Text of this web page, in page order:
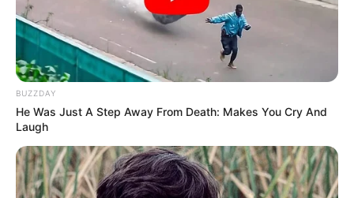
BUZZDAY
He Was Just A Step Away From Death: Makes You Cry And
Laugh